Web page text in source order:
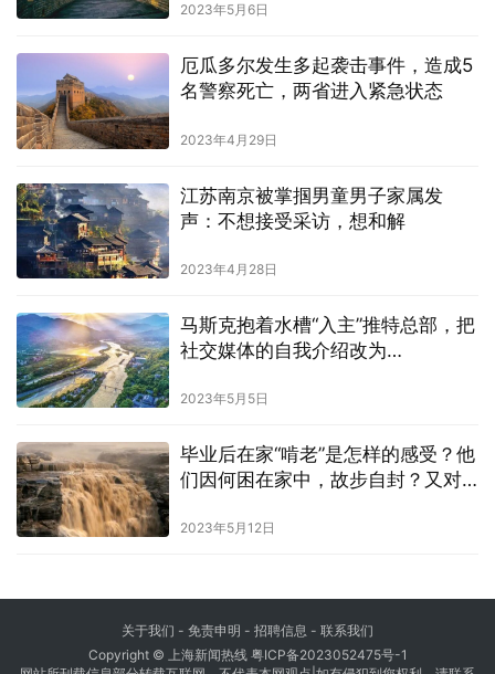
2023年5月6日
厄瓜多尔发生多起袭击事件，造成5
名警察死亡，两省进入紧急状态
2023年4月29日
江苏南京被掌掴男童男子家属发
声：不想接受采访，想和解
2023年4月28日
马斯克抱着水槽“入主”推特总部，把
社交媒体的自我介绍改为
2023年5月5日
毕业后在家“啃老”是怎样的感受？他
们因何困在家中，故步自封？又对
2023年5月12日
关于我们 - 免责申明 - 招聘信息 - 联系我们
Copyright © 上海新闻热线 粤ICP备2023052475号-1